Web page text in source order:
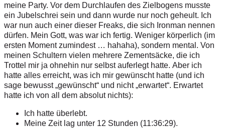
meine Party. Vor dem Durch aufen des Zielbogens musste
ein Jube schrei sein und dann wurde nur noch geheu t. ch
war nun auch einer dieser Freaks, die sich ronman nennen
dürfen. Mein Gott, was war ich fertig. Weniger körper ich (im
ersten Momentzumindest … hahaha), sondern mental . Von
meinen Schu tern vie len mehrere Zementsäcke, die ich
Trotte mir ja ohnehin nur se bstaufer egt hatte. Aber ich
hatte a es erreicht, was ich mir gewünscht hatte (und ich
sage bewusst„gewünscht“ und nicht„erwartet“. Erwartet
hatte ich von a dem abso ut nichts):
Ich hatte über ebt.
Meine Zeit ag unter 12 Stunden (11:36:29).